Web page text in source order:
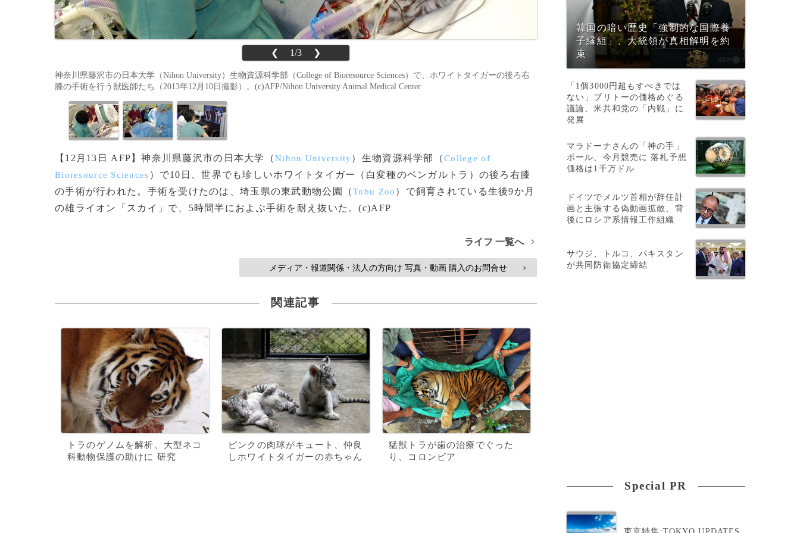
❮ 1/3 ❯
神奈川県藤沢市の日本大学（Nihon University）生物資源科学部（College of Bioresource Sciences）で、ホワイトタイガーの後ろ右
膝の手術を行う獣医師たち（2013年12月10日撮影）。(c)AFP/Nihon University Animal Medical Center
【12月13日 AFP】神奈川県藤沢市の日本大学（Nihon University）生物資源科学部（College of
Bioresource Sciences ）で10日、世界でも珍しいホワイトタイガー（白変種のベンガルトラ）の後ろ右膝
の手術が行われた。手術を受けたのは、埼玉県の東武動物公園（Tobu Zoo ）で飼育されている生後9か月
の雄ライオン「スカイ」で、5時間半におよぶ手術を耐え抜いた。(c)AFP
ライフ 一覧へ >
メディア・報道関係・法人の方向け 写真・動画 購入のお問合せ >
関連記事
トラのゲノムを解析、大型ネコ
科動物保護の助けに 研究
ピンクの肉球がキュート、仲良
しホワイトタイガーの赤ちゃん
猛獣トラが歯の治療でぐった
り、コロンビア
韓国の暗い歴史「強制的な国際養
子縁組」、大統領が真相解明を約
束
「1個3000円超もすべきでは
ない」ブリトーの価格めぐる
議論、米共和党の「内戦」に
発展
マラドーナさんの「神の手」
ボール、今月競売に 落札予想
価格は1千万ドル
ドイツでメルツ首相が辞任計
画と主張する偽動画拡散、背
後にロシア系情報工作組織
サウジ、トルコ、パキスタン
が共同防衛協定締結
Special PR
東京特集:TOKYO UPDATES